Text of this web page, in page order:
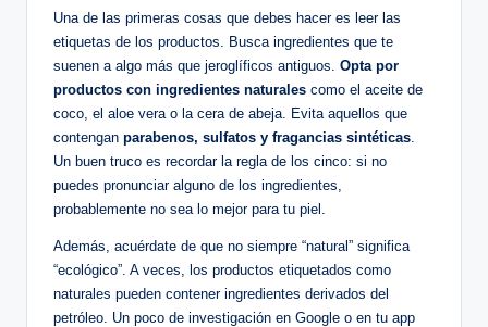
Una de las primeras cosas que debes hacer es leer las
etiquetas de los productos. Busca ingredientes que te
suenen a algo más que jeroglíficos antiguos. Opta por
productos con ingredientes naturales como el aceite de
coco, el aloe vera o la cera de abeja. Evita aquellos que
contengan parabenos, sulfatos y fragancias sintéticas
Un buen truco es recordar la regla de los cinco: si no
puedes pronunciar alguno de los ingredientes,
probablemente no sea lo mejor para tu piel.
Además, acuérdate de que no siempre “natural” significa
“ecológico”. A veces, los productos etiquetados como
naturales pueden contener ingredientes derivados del
petróleo. Un poco de investigación en Google o en tu app